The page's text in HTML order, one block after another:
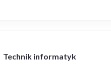
Technik informatyk